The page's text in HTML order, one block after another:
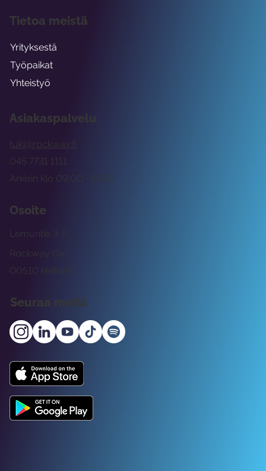
Asiakaspalvelu
tuki@rockway.fi
Arkisin klo 09:00 -15:00
045 7731 1111
Osoite
Rockway Oy
Lemuntie 3-5
00510 Helsinki
Seuraa meitä
Tietoa meistä
Yrityksestä
Työpaikat
Yhteistyö